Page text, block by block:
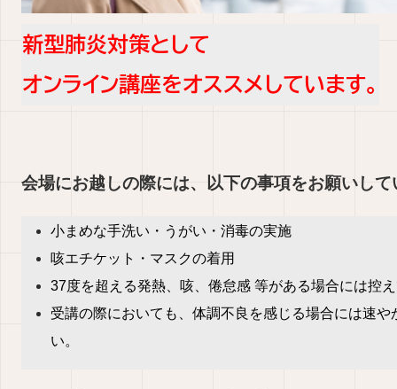
新型肺炎対策として
オンライン講座をオススメしています。
会場にお越しの際には、以下の事項をお願いして
小まめな手洗い・うがい・消毒の実施
咳エチケット・マスクの着用
37度を超える発熱、咳、倦怠感 等がある場合には控
受講の際においても、体調不良を感じる場合には速や
い。